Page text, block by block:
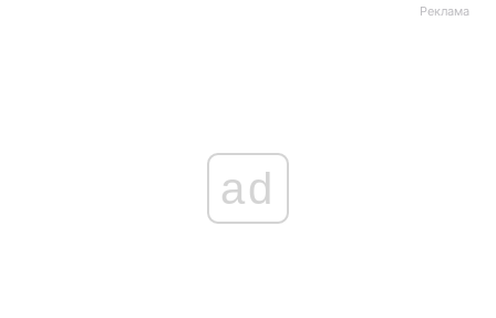
Реклама
ad